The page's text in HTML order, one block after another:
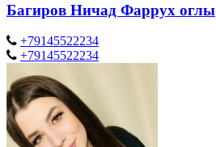
Багиров Ничад Фаррух оглы
+79145522234
+79145522234